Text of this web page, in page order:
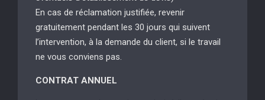
En cas de réclamation justifiée, revenir
gratuitement pendant les 30 jours qui suivent
l’intervention, à la demande du client, si le travail
ne vous conviens pas.
CONTRAT ANNUEL